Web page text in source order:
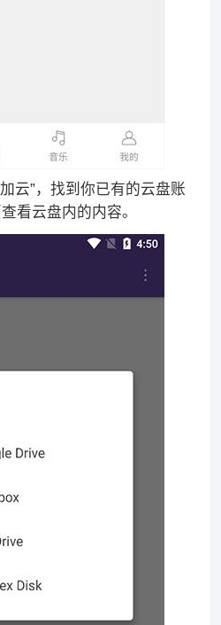
云”，找到你已有的云盘账
看云盘内的内容。